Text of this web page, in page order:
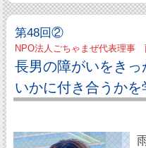
第48回②
NPO法人ごちゃまぜ代表理事
長男の障がいをきっ
いかに付き合うか